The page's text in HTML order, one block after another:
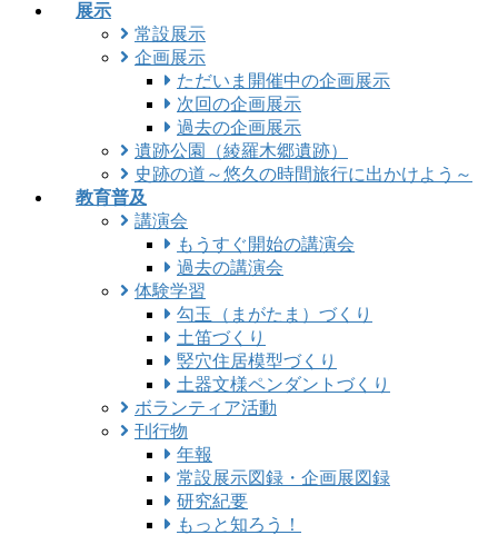
展示
常設展示
企画展示
ただいま開催中の企画展示
次回の企画展示
過去の企画展示
遺跡公園（綾羅木郷遺跡）
史跡の道～悠久の時間旅行に出かけよう～
教育普及
講演会
もうすぐ開始の講演会
過去の講演会
体験学習
勾玉（まがたま）づくり
土笛づくり
竪穴住居模型づくり
土器文様ペンダントづくり
ボランティア活動
刊行物
年報
常設展示図録・企画展図録
研究紀要
もっと知ろう！